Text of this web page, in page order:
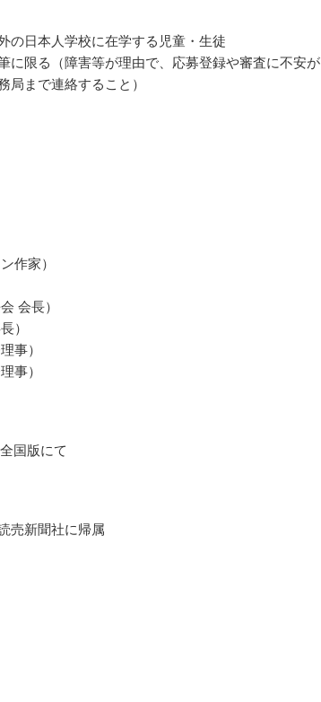
の日本人学校に在学する児童・生徒
に限る（障害等が理由で、応募登録や審査に不安が
局まで連絡すること）
作家）
会長）
）
事）
事）
国版にて
売新聞社に帰属